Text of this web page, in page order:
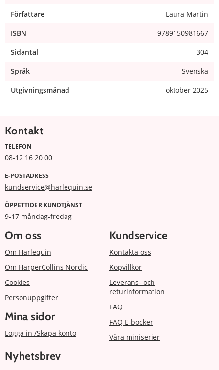
Författare Laura Martin
ISBN 9789150981667
Sidantal 304
Språk Svenska
Utgivningsmånad oktober 2025
Kontakt
TELEFON
08-12 16 20 00
E-POSTADRESS
kundservice@harlequin.se
ÖPPETTIDER KUNDTJÄNST
9-17 måndag-fredag
Om oss
Om Harlequin
Om HarperCollins Nordic
Cookies
Personuppgifter
Mina sidor
Logga in /Skapa konto
Kundservice
Kontakta oss
Köpvillkor
Leverans- och
returinformation
FAQ
FAQ E-böcker
Våra miniserier
Nyhetsbrev